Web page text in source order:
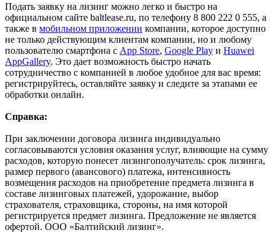
Подать заявку на лизинг можно легко и быстро на
официальном сайте baltlease.ru, по телефону 8 800 222 0 555, а
также в мобильном приложении компании, которое доступно
не только действующим клиентам компании, но и любому
пользователю смартфона с App Store, Google Play и Huawei
AppGallery. Это дает возможность быстро начать
сотрудничество с компанией в любое удобное для вас время:
регистрируйтесь, оставляйте заявку и следите за этапами ее
обработки онлайн.
Справка:
При заключении договора лизинга индивидуально
согласовываются условия оказания услуг, влияющие на сумму
расходов, которую понесет лизингополучатель: срок лизинга,
размер первого (авансового) платежа, интенсивность
возмещения расходов на приобретение предмета лизинга в
составе лизинговых платежей, удорожание, выбор
страхователя, страховщика, стороны, на имя которой
регистрируется предмет лизинга. Предложение не является
офертой. ООО «Балтийский лизинг».